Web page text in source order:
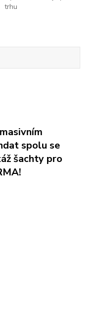
trhu
spolu se
šachty pro